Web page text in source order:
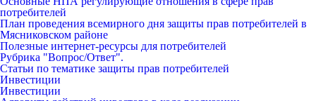
потребителей
План проведения всемирного дня защиты прав потребителей в
Мясниковском районе
Полезные интернет-ресурсы для потребителей
Рубрика "Вопрос/Ответ".
Статьи по тематике защиты прав потребителей
Инвестиции
Инвестиции